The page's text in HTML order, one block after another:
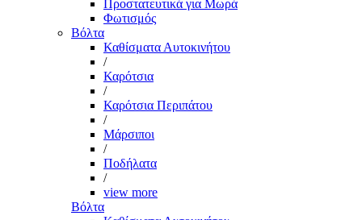
Προστατευτικά για Μωρά
Φωτισμός
Βόλτα
Καθίσματα Αυτοκινήτου
/
Καρότσια
/
Καρότσια Περιπάτου
/
Μάρσιποι
/
Ποδήλατα
/
view more
Βόλτα